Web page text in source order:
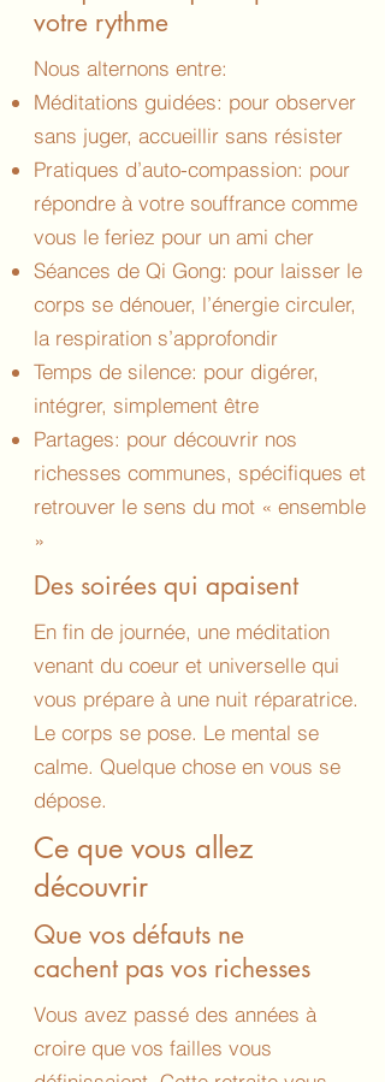
votre rythme
Nous alternons entre:
Méditations guidées: pour observer
sans juger, accueillir sans résister
Pratiques d’auto-compassion: pour
répondre à votre souffrance comme
vous le feriez pour un ami cher
Séances de Qi Gong: pour laisser le
corps se dénouer, l’énergie circuler,
la respiration s’approfondir
Temps de silence: pour digérer,
intégrer, simplement être
Partages: pour découvrir nos
richesses communes, spécifiques et
retrouver le sens du mot « ensemble
»
Des soirées qui apaisent
En fin de journée, une méditation
venant du coeur et universelle qui
vous prépare à une nuit réparatrice.
Le corps se pose. Le mental se
calme. Quelque chose en vous se
dépose.
Ce que vous allez
découvrir
Que vos défauts ne
cachent pas vos richesses
Vous avez passé des années à
croire que vos failles vous